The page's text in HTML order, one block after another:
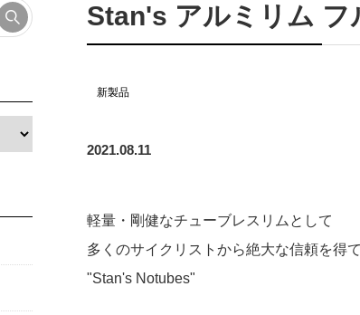
Stan's アルミリム
新製品
2021.08.11
軽量・剛健なチューブレスリムとして
多くのサイクリストから絶大な信頼を得
"Stan's Notubes"